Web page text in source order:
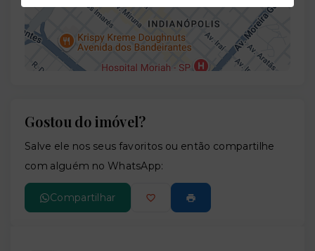
Gostou do imóvel?
Salve ele nos seus favoritos ou então compartilhe
com alguém no WhatsApp:
Compartilhar